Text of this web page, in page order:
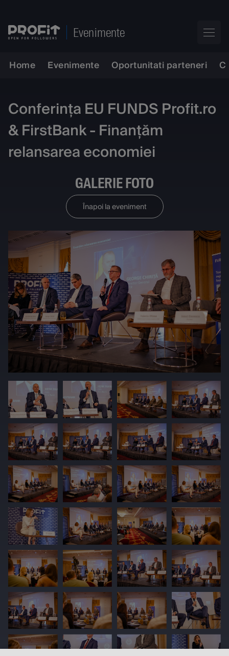
Evenimente
Home Evenimente Oportunitati parteneri
Conferința EU FUNDS Profit.ro
& FirstBank - Finanțăm
relansarea economiei
GALERIE FOTO
Înapoi la eveniment